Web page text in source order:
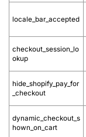
locale_bar_accepted
checkout_session_lo
okup
hide_shopify_pay_for
_checkout
dynamic_checkout_s
hown_on_cart